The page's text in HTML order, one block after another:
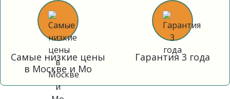
Самые низкие цены
в Москве и Мо
Гарантия 3 года